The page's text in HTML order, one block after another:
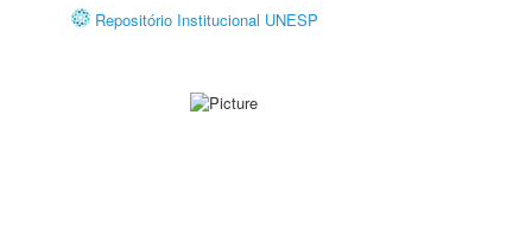
Repositório Institucional UNESP